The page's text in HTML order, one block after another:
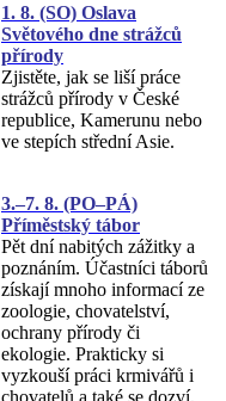
1. 8. (SO) Oslava
Světového dne strážců
přírody
Zjistěte, jak se liší práce
strážců přírody v České
republice, Kamerunu nebo
ve stepích střední Asie.
3.–7. 8. (PO–PÁ)
Příměstský tábor
Pět dní nabitých zážitky a
poznáním. Účastníci táborů
získají mnoho informací ze
zoologie, chovatelství,
ochrany přírody či
ekologie. Prakticky si
vyzkouší práci krmivářů i
chovatelů a také se dozví,